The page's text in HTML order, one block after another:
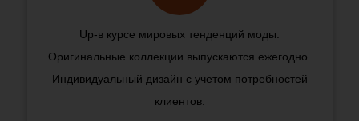
Up-в курсе мировых тенденций моды.
Оригинальные коллекции выпускаются ежегодно.
Индивидуальный дизайн с учетом потребностей
клиентов.